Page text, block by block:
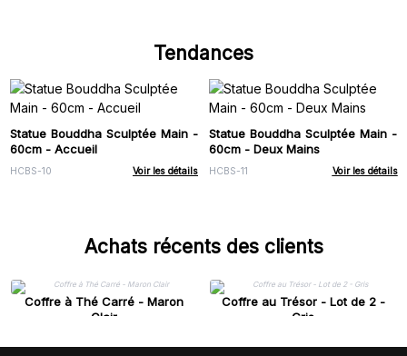
Tendances
Statue Bouddha Sculptée Main -
60cm - Accueil
HCBS-10 Voir les détails
Statue Bouddha Sculptée Main -
60cm - Deux Mains
HCBS-11 Voir les détails
Achats récents des clients
Coffre à Thé Carré - Maron
Clair
Coffre au Trésor - Lot de 2 -
Gris